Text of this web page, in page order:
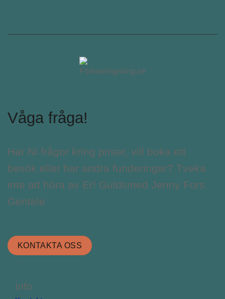
Våga fråga!
Har Ni frågor kring priser, vill boka ett
besök eller har andra funderingar? Tveka
inte att höra av Er! Guldsmed Jenny Fors
Gentele
KONTAKTA OSS
Info